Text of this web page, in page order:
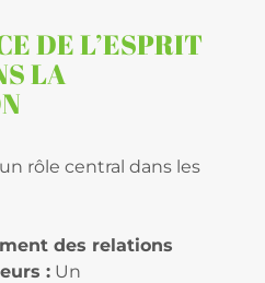
DE L’ESPRIT
LA
rôle central dans les
des relations
: Un